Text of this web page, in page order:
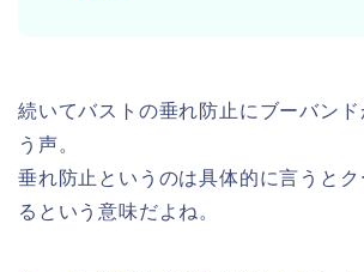
続いてバストの垂れ防止にブーバン
う声。
垂れ防止というのは具体的に言うと
るという意味だよね。